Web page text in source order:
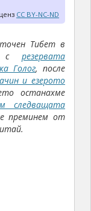
CC BY-NC-ND
Тибет в
срезервата
Голог, после
и езерото
останахме
следващата
преминем от